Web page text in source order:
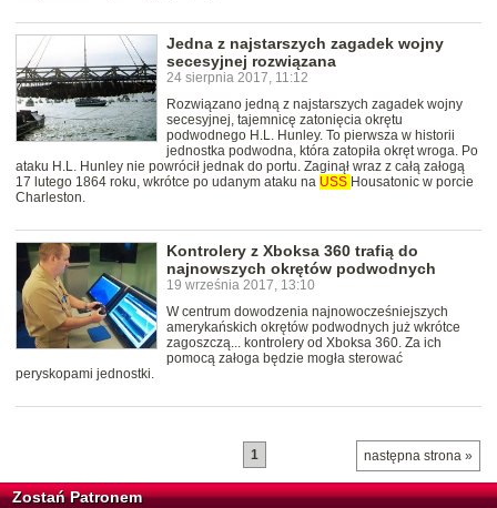
Jedna z najstarszych zagadek wojny
secesyjnej rozwiązana
24 sierpnia 2017, 11:12
Rozwiązano jedną z najstarszych zagadek wojny
secesyjnej, tajemnicę zatonięcia okrętu
podwodnego H.L. Hunley. To pierwsza w historii
jednostka podwodna, która zatopiła okręt wroga. Po
ataku H.L. Hunley nie powrócił jednak do portu. Zaginął wraz z całą załogą
17 lutego 1864 roku, wkrótce po udanym ataku na USS Housatonic w porcie
Charleston.
Kontrolery z Xboksa 360 trafią do
najnowszych okrętów podwodnych
19 września 2017, 13:10
W centrum dowodzenia najnowocześniejszych
amerykańskich okrętów podwodnych już wkrótce
zagoszczą... kontrolery od Xboksa 360. Za ich
pomocą załoga będzie mogła sterować
peryskopami jednostki.
następna strona »
1
Zostań Patronem